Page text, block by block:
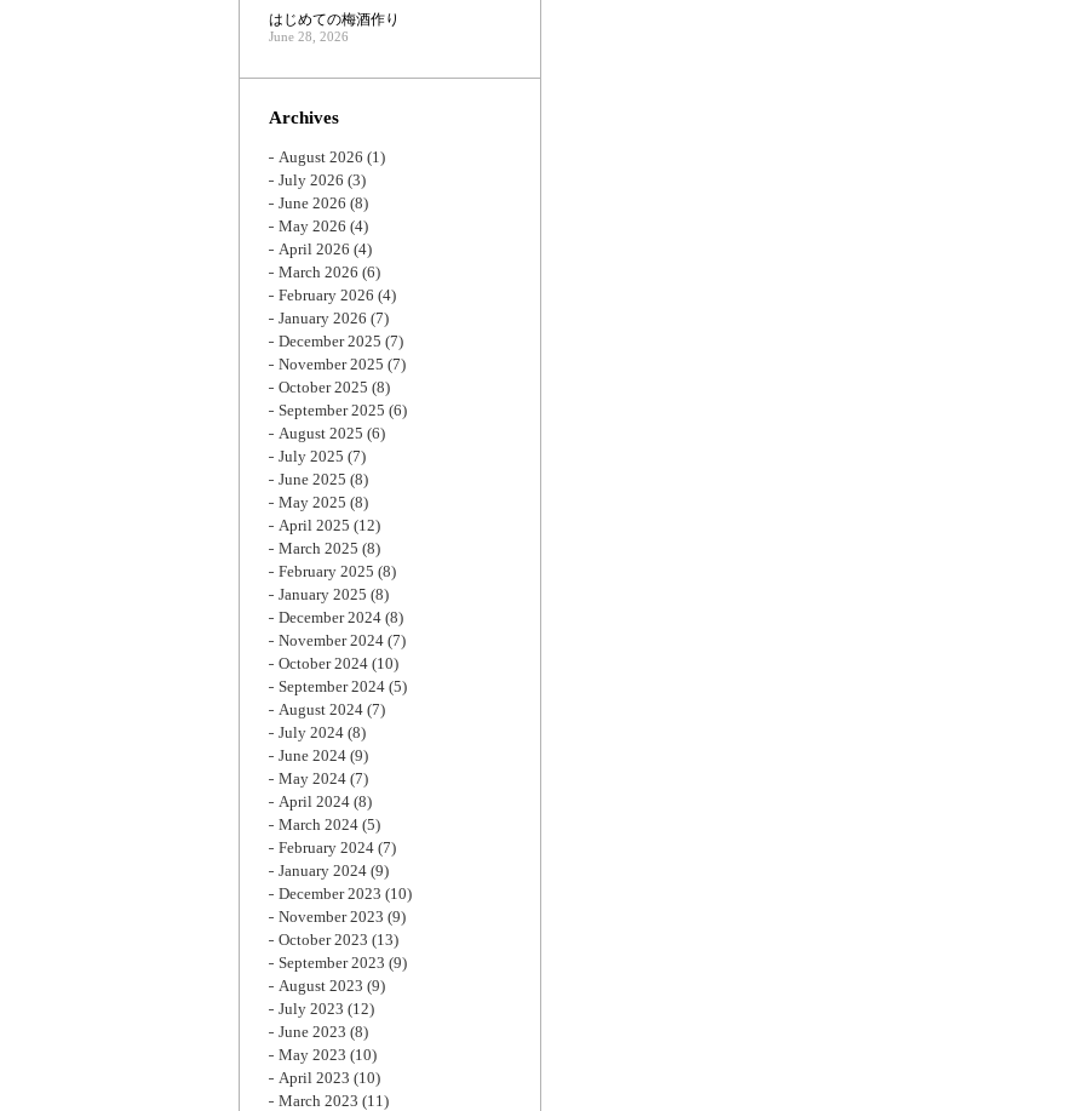
はじめての梅酒作り
June 28, 2026
Archives
August 2026 (1)
July 2026 (3)
June 2026 (8)
May 2026 (4)
April 2026 (4)
March 2026 (6)
February 2026 (4)
January 2026 (7)
December 2025 (7)
November 2025 (7)
October 2025 (8)
September 2025 (6)
August 2025 (6)
July 2025 (7)
June 2025 (8)
May 2025 (8)
April 2025 (12)
March 2025 (8)
February 2025 (8)
January 2025 (8)
December 2024 (8)
November 2024 (7)
October 2024 (10)
September 2024 (5)
August 2024 (7)
July 2024 (8)
June 2024 (9)
May 2024 (7)
April 2024 (8)
March 2024 (5)
February 2024 (7)
January 2024 (9)
December 2023 (10)
November 2023 (9)
October 2023 (13)
September 2023 (9)
August 2023 (9)
July 2023 (12)
June 2023 (8)
May 2023 (10)
April 2023 (10)
March 2023 (11)